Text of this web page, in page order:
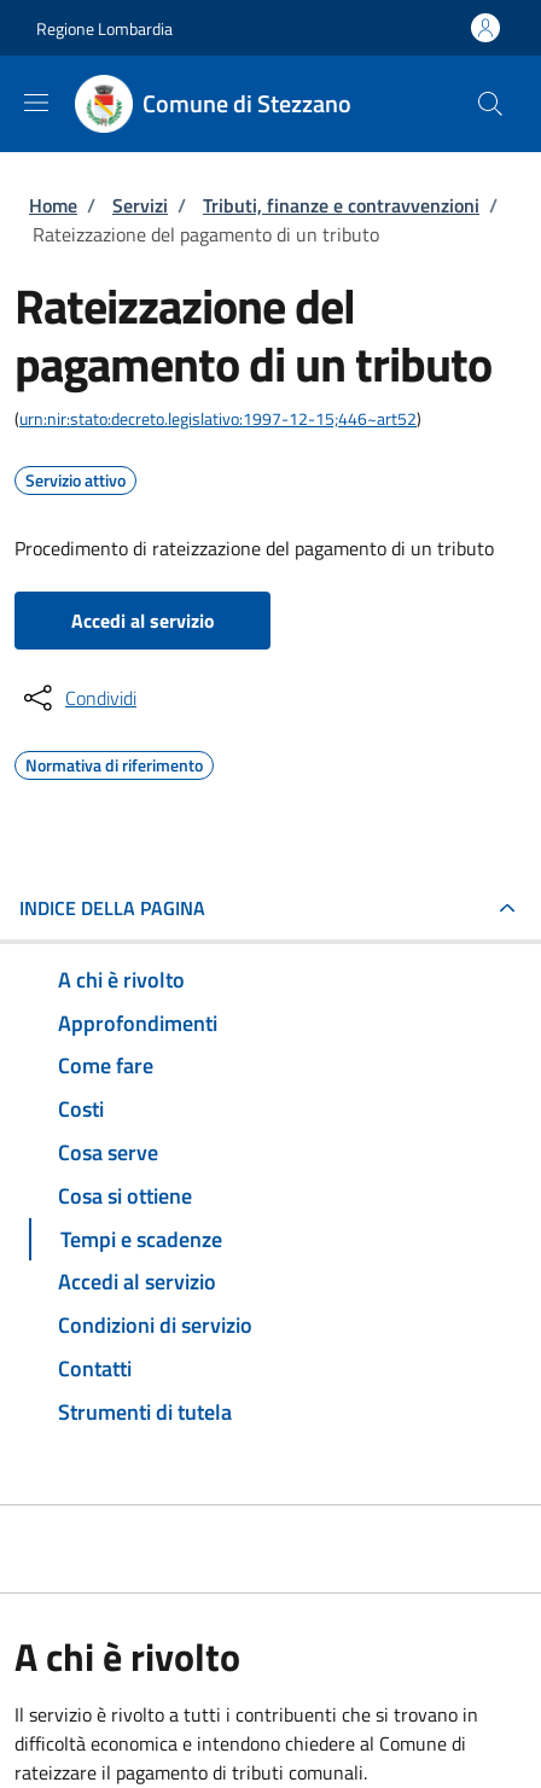
Regione Lombardia
Comune di Stezzano
Briciole di pane
Home / Servizi / Tributi, finanze e contravvenzioni /
Rateizzazione del pagamento di un tributo
Rateizzazione del
pagamento di un tributo
(urn:nir:stato:decreto.legislativo:1997-12-15;446~art52)
Servizio attivo
Procedimento di rateizzazione del pagamento di un tributo
Accedi al servizio
Condividi
Normativa di riferimento
INDICE DELLA PAGINA
A chi è rivolto
Approfondimenti
Come fare
Costi
Cosa serve
Cosa si ottiene
Tempi e scadenze
Accedi al servizio
Condizioni di servizio
Contatti
Strumenti di tutela
A chi è rivolto
Il servizio è rivolto a tutti i contribuenti che si trovano in
difficoltà economica e intendono chiedere al Comune di
rateizzare il pagamento di tributi comunali.